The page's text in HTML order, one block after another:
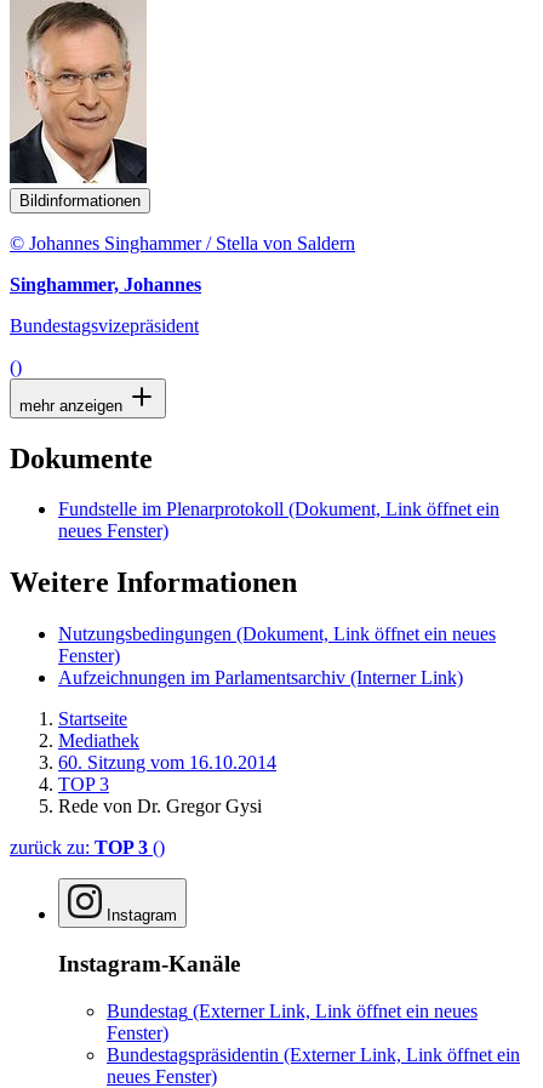
Bildinformationen
© Johannes Singhammer / Stella von Saldern
Singhammer, Johannes
Bundestagsvizepräsident
()
mehr anzeigen
Dokumente
Fundstelle im Plenarprotokoll (Dokument, Link öffnet ein
neues Fenster)
Weitere Informationen
Nutzungsbedingungen (Dokument, Link öffnet ein neues
Fenster)
Aufzeichnungen im Parlamentsarchiv (Interner Link)
Startseite
Mediathek
60. Sitzung vom 16.10.2014
TOP 3
Rede von Dr. Gregor Gysi
zurück zu: TOP 3 ()
Instagram
Instagram-Kanäle
Bundestag (Externer Link, Link öffnet ein neues
Fenster)
Bundestagspräsidentin (Externer Link, Link öffnet ein
neues Fenster)